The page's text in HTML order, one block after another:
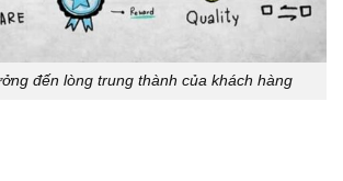
đến lòng trung thành của khách hàng